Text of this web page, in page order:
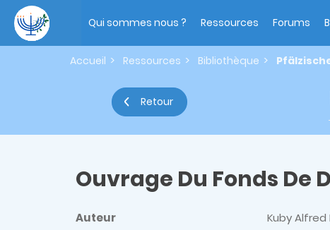
contenu
principal
navigation
Qui sommes nous ? Ressources Forums
Accueil Ressources Bibliothèque
Retour
Ouvrage Du Fonds De
Auteur Kuby Alfred